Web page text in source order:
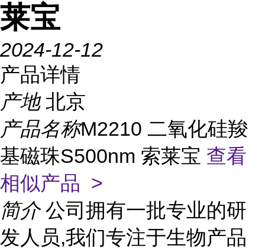
莱宝
2024-12-12
产品详情
产地 北京
产品名称M2210 二氧化硅羧
基磁珠S500nm 索莱宝 查看
相似产品 >
简介 公司拥有一批专业的研
发人员,我们专注于生物产品